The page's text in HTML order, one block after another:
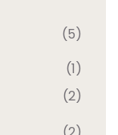
(5)
(1)
(2)